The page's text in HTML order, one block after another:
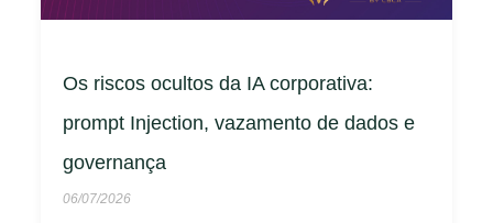
Os riscos ocultos da IA corporativa:
prompt Injection, vazamento de dados e
governança
06/07/2026